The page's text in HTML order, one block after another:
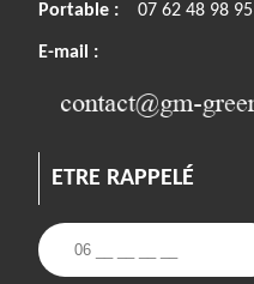
Portable : 07 62 48 98 95
E-mail :
ETRE RAPPELÉ